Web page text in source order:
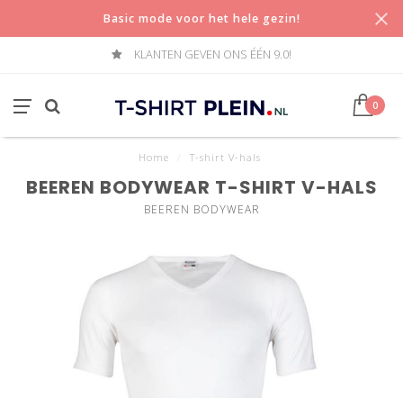
Basic mode voor het hele gezin!
KLANTEN GEVEN ONS ÉÉN 9.0!
0
Home T-shirt V-hals
BEEREN BODYWEAR T-SHIRT V-HALS
BEEREN BODYWEAR